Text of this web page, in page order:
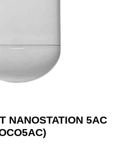
NANOSTATION 5AC